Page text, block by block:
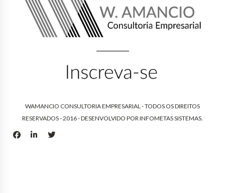
WAMANCIO CONSULTORIA EMPRESARIAL - TODOS OS DIREITOS
RESERVADOS - 2016 - DESENVOLVIDO PORINFOMETAS SISTEMAS.